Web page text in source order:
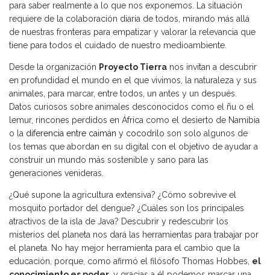
para saber realmente a lo que nos exponemos. La situación
requiere de la colaboración diaria de todos, mirando más allá
de nuestras fronteras para empatizar y valorar la relevancia que
tiene para todos el cuidado de nuestro medioambiente.
Desde la organización Proyecto Tierra nos invitan a descubrir
en profundidad el mundo en el que vivimos, la naturaleza y sus
animales, para marcar, entre todos, un antes y un después.
Datos curiosos sobre animales desconocidos como el ñu o el
lemur, rincones perdidos en África como el desierto de Namibia
o la diferencia entre caimán y cocodrilo son solo algunos de
los temas que abordan en su digital con el objetivo de ayudar a
construir un mundo más sostenible y sano para las
generaciones venideras.
¿Qué supone la agricultura extensiva? ¿Cómo sobrevive el
mosquito portador del dengue? ¿Cuáles son los principales
atractivos de la isla de Java? Descubrir y redescubrir los
misterios del planeta nos dará las herramientas para trabajar por
el planeta. No hay mejor herramienta para el cambio que la
educación, porque, como afirmó el filósofo Thomas Hobbes, el